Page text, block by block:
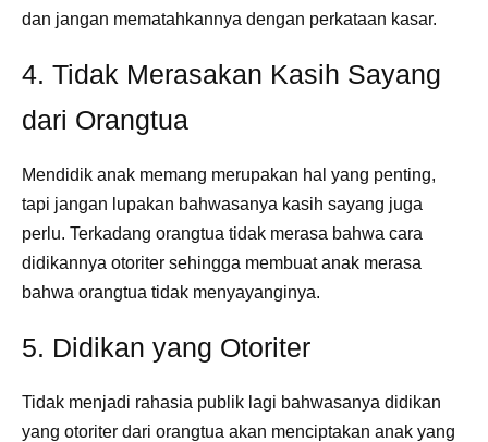
dan jangan mematahkannya dengan perkataan kasar.
4. Tidak Merasakan Kasih Sayang
dari Orangtua
Mendidik anak memang merupakan hal yang penting,
tapi jangan lupakan bahwasanya kasih sayang juga
perlu. Terkadang orangtua tidak merasa bahwa cara
didikannya otoriter sehingga membuat anak merasa
bahwa orangtua tidak menyayanginya.
5. Didikan yang Otoriter
Tidak menjadi rahasia publik lagi bahwasanya didikan
yang otoriter dari orangtua akan menciptakan anak yang